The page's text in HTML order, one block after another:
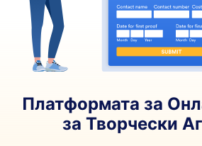
Платформата за
за Творчески